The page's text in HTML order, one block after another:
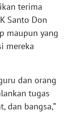
terima
Santo Don
maupun yang
mereka
dan orang
tugas
dan bangsa,”